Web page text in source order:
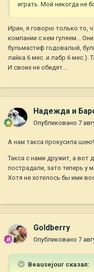
играть. Мой никогда не
Ирин, я говорю только то,
компании с кем гуляем...
бульмастиф годовалый,
лайка 6 мес. и лабр 6 мес.).
И своих не обидят...
Надежда и
Опубликовано 7
А нам такса прокусила
Такса с нами дружит, а вот
пострадали, зато теперь у
Хотя не хотелось бы ими
Goldberry
Опубликовано 7
Beausejour сказал: